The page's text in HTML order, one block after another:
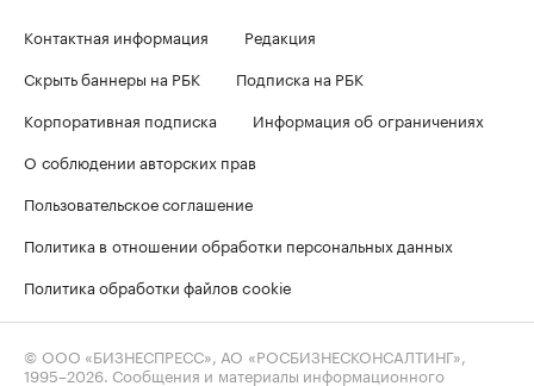
Контактная информация
Редакция
Скрыть баннеры на РБК
Подписка на РБК
Корпоративная подписка
Информация об ограничениях
О соблюдении авторских прав
Пользовательское соглашение
Политика в отношении обработки персональных данных
Политика обработки файлов cookie
© ООО «БИЗНЕСПРЕСС», АО «РОСБИЗНЕСКОНСАЛТИНГ»,
1995–2026 . Сообщения и материалы информационного